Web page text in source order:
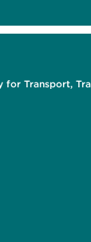
for Transport,